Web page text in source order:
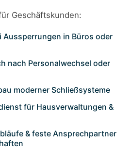
Geschäftskunden:
in Büros oder
nach Personalwechsel oder
moderner Schließsysteme
für Hausverwaltungen &
& feste Ansprechpartner